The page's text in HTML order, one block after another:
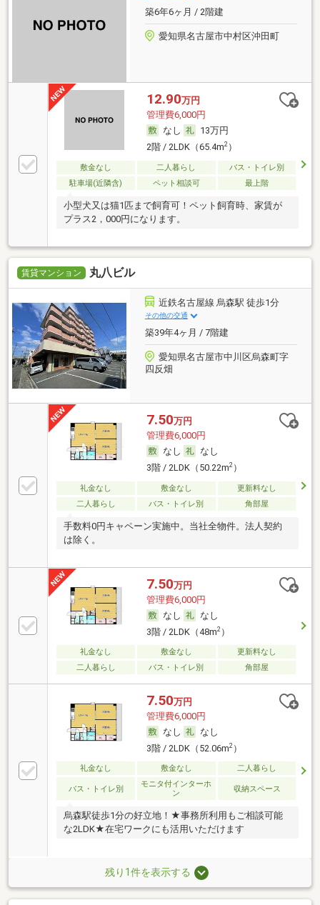
築6年6ヶ月 / 2階建
愛知県名古屋市中村区沖田町
12.90万円
管理費6,000円
なし
13万円
2階 / 2LDK（65.4m2）
敷金なし 二人暮らし
バス・トイレ別
駐車場(近隣含)
ペット相談可 最上階
小型犬又は猫1匹まで飼育可！ペット飼育時、家賃が
プラス2，000円になります。
賃貸マンション 丸八ビル
近鉄名古屋線 烏森駅 徒歩1分
その他の交通
築39年4ヶ月 / 7階建
愛知県名古屋市中川区烏森町字
四反畑
7.50万円
管理費6,000円
なし
なし
3階 / 2LDK（50.22m2）
礼金なし 敷金なし
更新料なし
二人暮らし
バス・トイレ別 角部屋
手数料0円キャペーン実施中。当社全物件。法人契約
は除く。
7.50万円
管理費6,000円
なし
なし
3階 / 2LDK（48m2）
礼金なし 敷金なし
更新料なし
二人暮らし
バス・トイレ別 角部屋
7.50万円
管理費6,000円
なし
なし
3階 / 2LDK（52.06m2）
礼金なし 敷金なし 二人暮らし
バス・トイレ別
モニタ付インターホ
ン
収納スペース
烏森駅徒歩1分の好立地！★事務所利用もご相談可能
な2LDK★在宅ワークにも活用いただけます
残り1件を表示する